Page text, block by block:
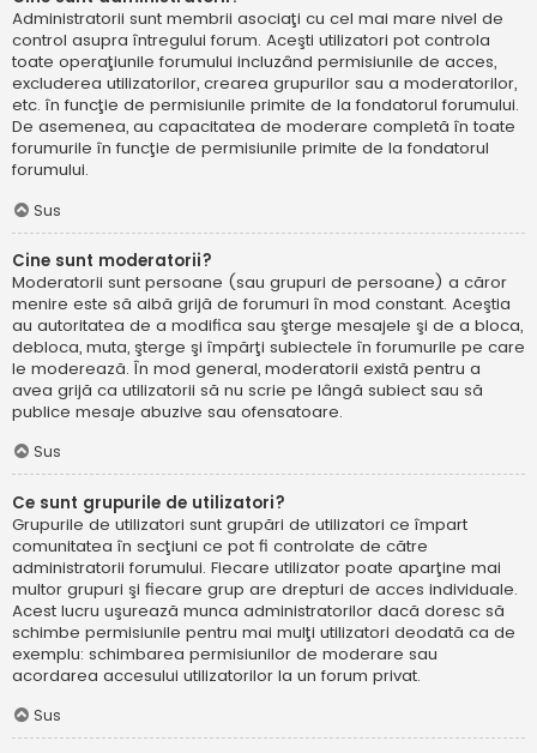
Administratorii sunt membrii asociaţi cu cel mai mare nivel de
control asupra întregului forum. Aceşti utilizatori pot controla
toate operaţiunile forumului incluzând permisiunile de acces,
excluderea utilizatorilor, crearea grupurilor sau a moderatorilor,
etc. în funcţie de permisiunile primite de la fondatorul forumului.
De asemenea, au capacitatea de moderare completă în toate
forumurile în funcţie de permisiunile primite de la fondatorul
forumului.
Sus
Cine sunt moderatorii?
Moderatorii sunt persoane (sau grupuri de persoane) a căror
menire este să aibă grijă de forumuri în mod constant. Aceştia
au autoritatea de a modifica sau şterge mesajele şi de a bloca,
debloca, muta, şterge şi împărţi subiectele în forumurile pe care
le moderează. În mod general, moderatorii există pentru a
avea grijă ca utilizatorii să nu scrie pe lângă subiect sau să
publice mesaje abuzive sau ofensatoare.
Sus
Ce sunt grupurile de utilizatori?
Grupurile de utilizatori sunt grupări de utilizatori ce împart
comunitatea în secţiuni ce pot fi controlate de către
administratorii forumului. Fiecare utilizator poate aparţine mai
multor grupuri şi fiecare grup are drepturi de acces individuale.
Acest lucru uşurează munca administratorilor dacă doresc să
schimbe permisiunile pentru mai mulţi utilizatori deodată ca de
exemplu: schimbarea permisiunilor de moderare sau
acordarea accesului utilizatorilor la un forum privat.
Sus